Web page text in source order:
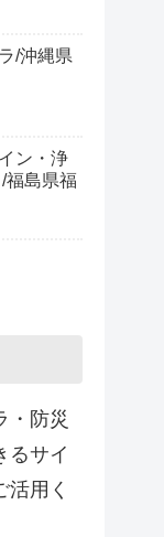
/沖縄県
ン・浄
福島県福
・防災
るサイ
活用く